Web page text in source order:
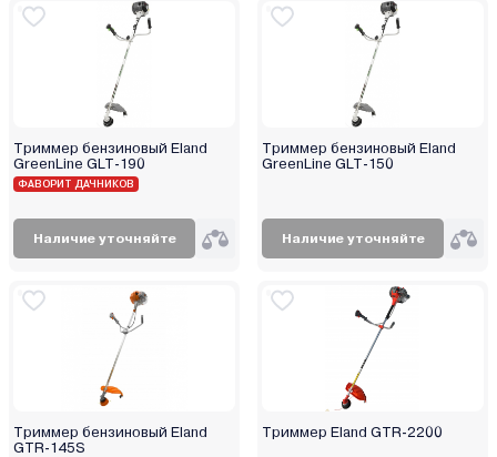
Триммер бензиновый Eland
GreenLine GLT-190
ФАВОРИТ ДАЧНИКОВ
Наличие уточняйте
Триммер бензиновый Eland
GreenLine GLT-150
Наличие уточняйте
Триммер бензиновый Eland
GTR-145S
Триммер Eland GTR-2200